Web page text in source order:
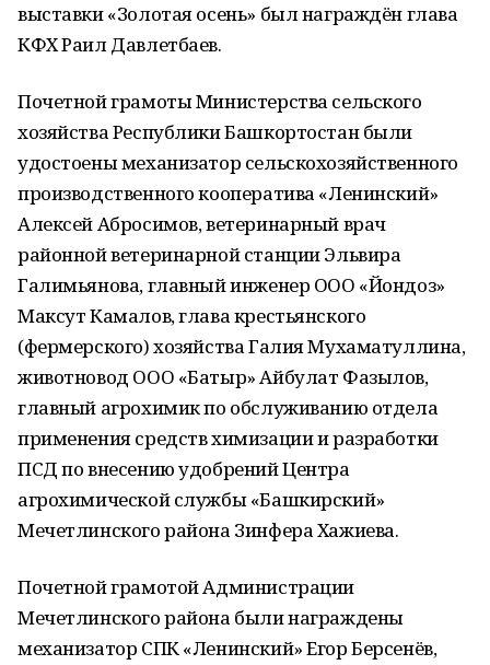
выставки «Золотая осень» был награждён глава
КФХ Раил Давлетбаев.
Почетной грамоты Министерства сельского
хозяйства Республики Башкортостан были
удостоены механизатор сельскохозяйственного
производственного кооператива «Ленинский»
Алексей Абросимов, ветеринарный врач
районной ветеринарной станции Эльвира
Галимьянова, главный инженер ООО «Йондоз»
Максут Камалов, глава крестьянского
(фермерского) хозяйства Галия Мухаматуллина,
животновод ООО «Батыр» Айбулат Фазылов,
главный агрохимик по обслуживанию отдела
применения средств химизации и разработки
ПСД по внесению удобрений Центра
агрохимической службы «Башкирский»
Мечетлинского района Зинфера Хажиева.
Почетной грамотой Администрации
Мечетлинского района были награждены
механизатор СПК «Ленинский» Егор Берсенёв,